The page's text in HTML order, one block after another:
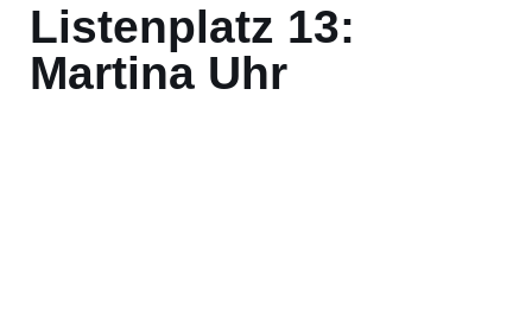
Listenplatz 13:
Martina Uhr